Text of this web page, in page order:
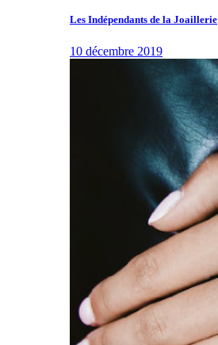
Les Indépendants de la Joaillerie
10 décembre 2019